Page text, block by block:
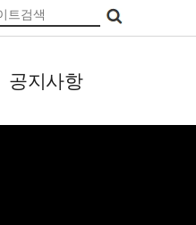
공지사항